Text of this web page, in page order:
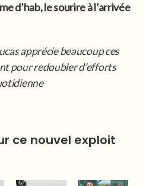
d’hab, le sourire à l’arrivée
apprécie beaucoup ces
pour redoubler d’efforts
ce nouvel exploit